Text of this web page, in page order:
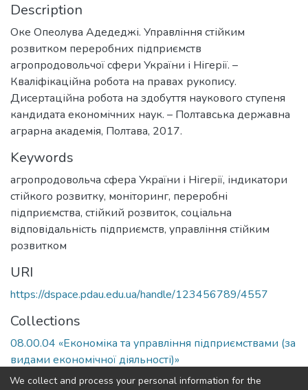
Description
Оке Опеолува Адедеджі. Управління стійким
розвитком переробних підприємств
агропродовольчої сфери України і Нігерії. –
Кваліфікаційна робота на правах рукопису.
Дисертаційна робота на здобуття наукового ступеня
кандидата економічних наук. – Полтавська державна
аграрна академія, Полтава, 2017.
Keywords
агропродовольча сфера України і Нігерії, індикатори
стійкого розвитку, моніторинг, переробні
підприємства, стійкий розвиток, соціальна
відповідальність підприємств, управління стійким
розвитком
URI
https://dspace.pdau.edu.ua/handle/123456789/4557
Collections
08.00.04 «Економіка та управління підприємствами (за
видами економічної діяльності)»
We collect and process your personal information for the